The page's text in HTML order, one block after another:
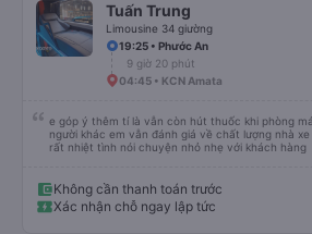
Tuấn Trung
Limousine 34 giường
19:25 • Phước An
9 giờ 20 phút
04:45 • KCN Amata
e góp ý thêm tí là vẫn còn hút thuốc khi phòng
người khác em vẫn đánh giá về chất lượng nhà xe và bạn nhân viên phục vụ
rất nhiệt tình nói chuyện nhỏ nhẹ với khách hàng
Không cần thanh toán trước
Xác nhận chỗ ngay lập tức